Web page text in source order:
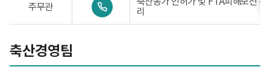
-
7
8
3
9
주무관
4
1
9
리
축산경영팀